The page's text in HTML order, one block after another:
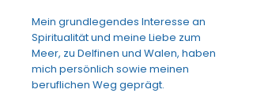
Mein grundlegendes Interesse an
Spiritualität und meine Liebe zum
Meer, zu Delfinen und Walen, haben
mich persönlich sowie meinen
beruflichen Weg geprägt.